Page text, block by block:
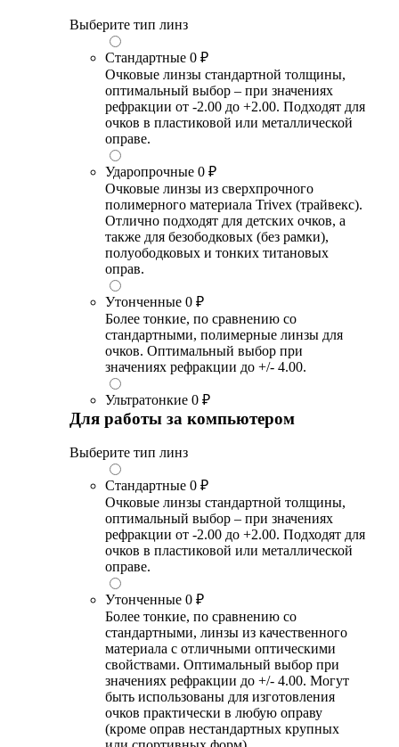
Выберите тип линз
Стандартные 0 ₽
Очковые линзы стандартной толщины,
оптимальный выбор – при значениях
рефракции от -2.00 до +2.00. Подходят для
очков в пластиковой или металлической
оправе.
Ударопрочные 0 ₽
Очковые линзы из сверхпрочного
полимерного материала Trivex (трайвекс).
Отлично подходят для детских очков, а
также для безободковых (без рамки),
полуободковых и тонких титановых
оправ.
Утонченные 0 ₽
Более тонкие, по сравнению со
стандартными, полимерные линзы для
очков. Оптимальный выбор при
значениях рефракции до +/- 4.00.
Ультратонкие 0 ₽
Для работы за компьютером
Выберите тип линз
Стандартные 0 ₽
Очковые линзы стандартной толщины,
оптимальный выбор – при значениях
рефракции от -2.00 до +2.00. Подходят для
очков в пластиковой или металлической
оправе.
Утонченные 0 ₽
Более тонкие, по сравнению со
стандартными, линзы из качественного
материала с отличными оптическими
свойствами. Оптимальный выбор при
значениях рефракции до +/- 4.00. Могут
быть использованы для изготовления
очков практически в любую оправу
(кроме оправ нестандартных крупных